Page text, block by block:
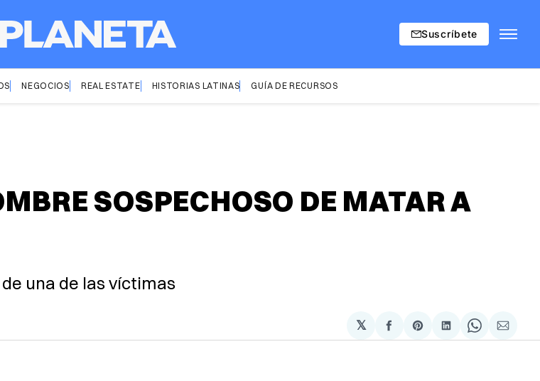
Suscríbete
NEGOCIOS REAL ESTATE HISTORIAS LATINAS GUÍA DE RECURSOS
SOSPECHOSO DE MATAR A
una de las víctimas
𝕏
Compartir
en
Share
on
Compartir
en
Share
on
via